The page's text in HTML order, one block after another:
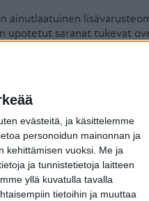
evästeitä, ja käsittelemme
personoidun mainonnan ja
kehittämisen vuoksi. Me ja
ja tunnistetietoja laitteen
yllä kuvatulla tavalla
tietoihin ja muuttaa
ainutlaatuinen
upotetut saranat tukevat
ulko-ovesi pysyy
avata sekä sulkea.
Stockholm-
ja ulkonäköön.
Ovi aukeaa
ja vaivatonta.